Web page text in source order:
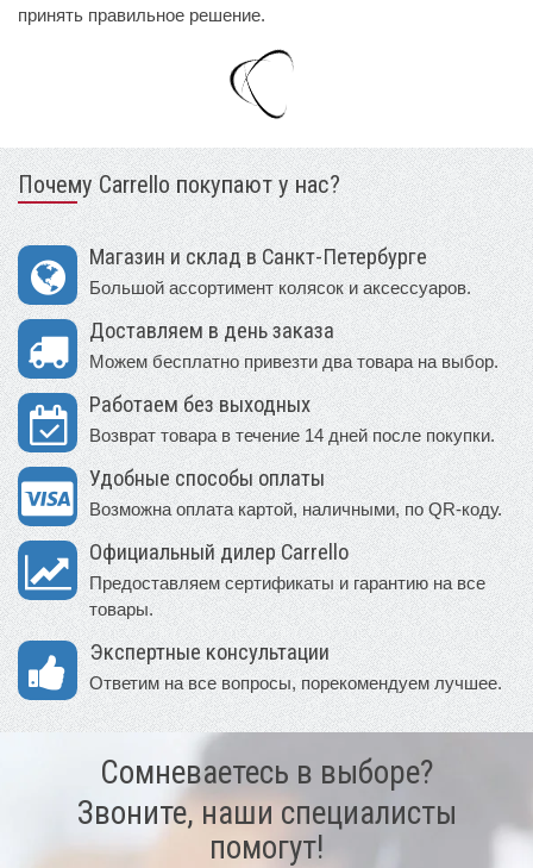
принять правильное решение.
Почему Carrello покупают у нас?
Магазин и склад в Санкт-Петербурге
Большой ассортимент колясок и аксессуаров.
Доставляем в день заказа
Можем бесплатно привезти два товара на выбор.
Работаем без выходных
Возврат товара в течение 14 дней после покупки.
Удобные способы оплаты
Возможна оплата картой, наличными, по QR-коду.
Официальный дилер Carrello
Предоставляем сертификаты и гарантию на все
товары.
Экспертные консультации
Ответим на все вопросы, порекомендуем лучшее.
Сомневаетесь в выборе?
Звоните, наши специалисты
помогут!